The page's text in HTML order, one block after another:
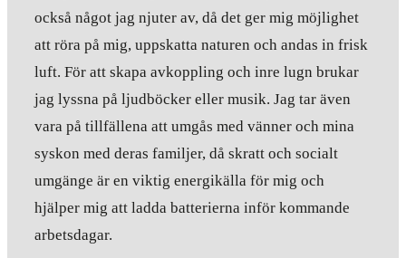
också något jag njuter av, då det ger mig möjlighet
att röra på mig, uppskatta naturen och andas in frisk
luft. För att skapa avkoppling och inre lugn brukar
jag lyssna på ljudböcker eller musik. Jag tar även
vara på tillfällena att umgås med vänner och mina
syskon med deras familjer, då skratt och socialt
umgänge är en viktig energikälla för mig och
hjälper mig att ladda batterierna inför kommande
arbetsdagar.